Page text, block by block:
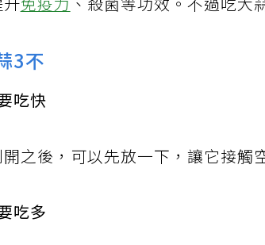
升免疫力 、殺菌等功效。不過吃大
3不
吃快
之後，可以先放一下，讓它接觸
吃多